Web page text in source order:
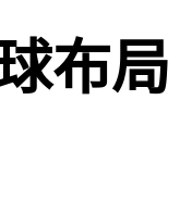
企業啟航